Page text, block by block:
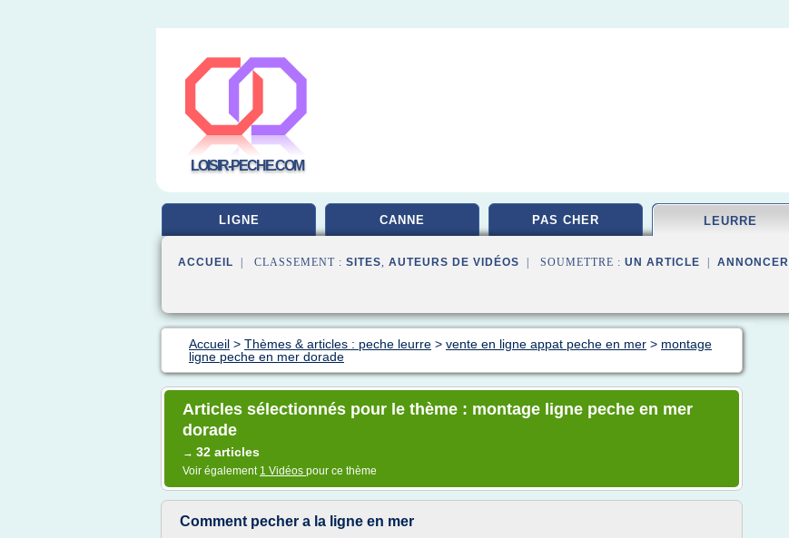
LOISIR-PECHE.COM
LIGNE CANNE PAS CHER LEURRE
ACCUEIL | CLASSEMENT : SITES, AUTEURS DE VIDÉOS | SOUMETTRE : UN ARTICLE ANNONCER
Accueil > Thèmes & articles : peche leurre > vente en ligne appat peche en mer > montage
ligne peche en mer dorade
Articles sélectionnés pour le thème : montage ligne peche en mer
dorade
→ 32 articles
Voir également 1 Vidéos pour ce thème
Comment pecher a la ligne en mer